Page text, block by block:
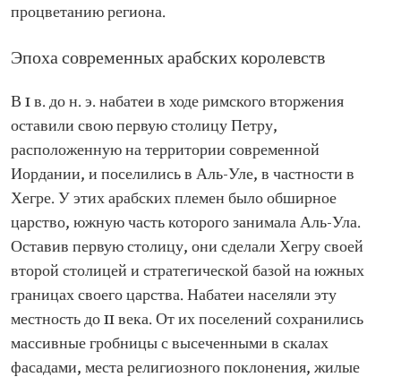
процветанию региона.
Эпоха современных арабских королевств
В I в. до н. э. набатеи в ходе римского вторжения
оставили свою первую столицу Петру,
расположенную на территории современной
Иордании, и поселились в Аль-Уле, в частности в
Хегре. У этих арабских племен было обширное
царство, южную часть которого занимала Аль-Ула.
Оставив первую столицу, они сделали Хегру своей
второй столицей и стратегической базой на южных
границах своего царства. Набатеи населяли эту
местность до II века. От их поселений сохранились
массивные гробницы с высеченными в скалах
фасадами, места религиозного поклонения, жилые